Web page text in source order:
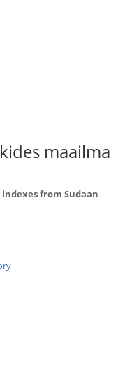
maailma
from Sudaan